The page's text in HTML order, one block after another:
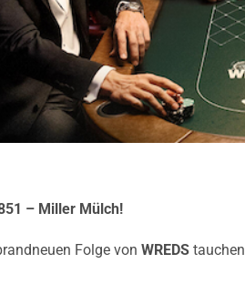
– Miller Mülch!
Folge vonWREDS tauchen